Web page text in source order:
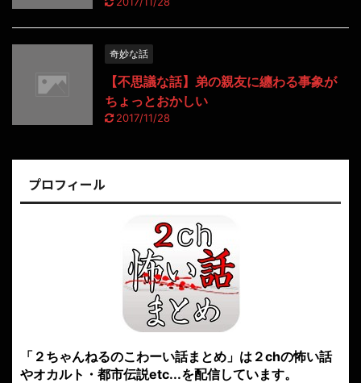
奇妙な話
【不思議な話】弟の親友に纏わる事象が
ちょっとおかしい
2017/11/28
プロフィール
「２ちゃんねるのこわーい話まとめ」は２chの怖い話
やオカルト・都市伝説etc...を配信しています。